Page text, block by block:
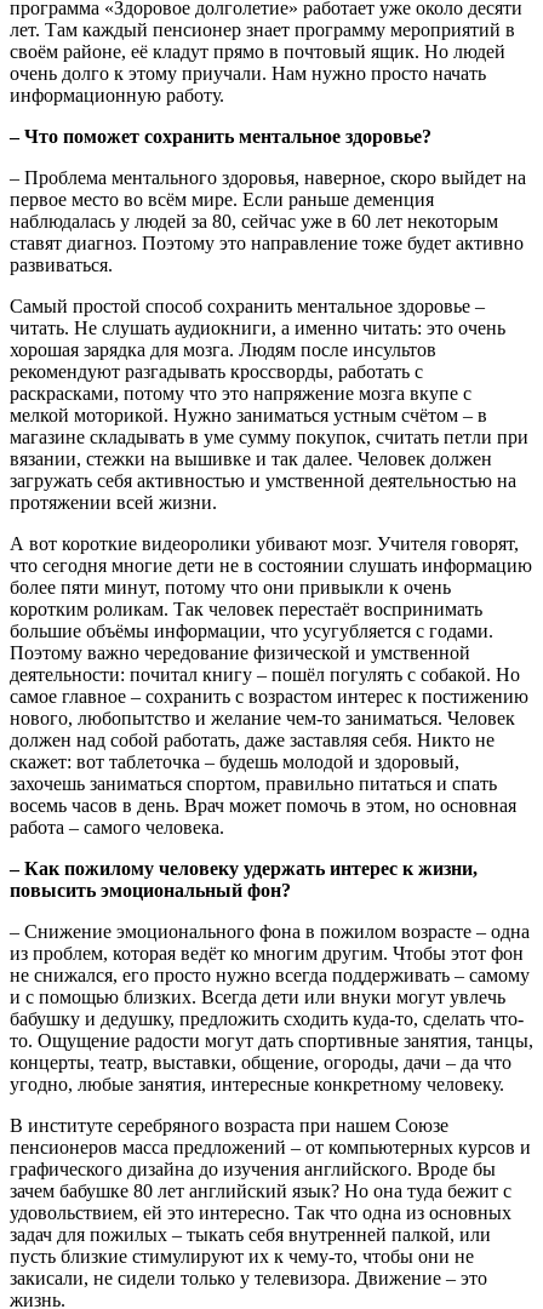
программа «Здоровое долголетие» работает уже около десяти
лет. Там каждый пенсионер знает программу мероприятий в
своём районе, её кладут прямо в почтовый ящик. Но людей
очень долго к этому приучали. Нам нужно просто начать
информационную работу.
– Что поможет сохранить ментальное здоровье?
– Проблема ментального здоровья, наверное, скоро выйдет на
первое место во всём мире. Если раньше деменция
наблюдалась у людей за 80, сейчас уже в 60 лет некоторым
ставят диагноз. Поэтому это направление тоже будет активно
развиваться.
Самый простой способ сохранить ментальное здоровье –
читать. Не слушать аудиокниги, а именно читать: это очень
хорошая зарядка для мозга. Людям после инсультов
рекомендуют разгадывать кроссворды, работать с
раскрасками, потому что это напряжение мозга вкупе с
мелкой моторикой. Нужно заниматься устным счётом – в
магазине складывать в уме сумму покупок, считать петли при
вязании, стежки на вышивке и так далее. Человек должен
загружать себя активностью и умственной деятельностью на
протяжении всей жизни.
А вот короткие видеоролики убивают мозг. Учителя говорят,
что сегодня многие дети не в состоянии слушать информацию
более пяти минут, потому что они привыкли к очень
коротким роликам. Так человек перестаёт воспринимать
большие объёмы информации, что усугубляется с годами.
Поэтому важно чередование физической и умственной
деятельности: почитал книгу – пошёл погулять с собакой. Но
самое главное – сохранить с возрастом интерес к постижению
нового, любопытство и желание чем-то заниматься. Человек
должен над собой работать, даже заставляя себя. Никто не
скажет: вот таблеточка – будешь молодой и здоровый,
захочешь заниматься спортом, правильно питаться и спать
восемь часов в день. Врач может помочь в этом, но основная
работа – самого человека.
– Как пожилому человеку удержать интерес к жизни,
повысить эмоциональный фон?
– Снижение эмоционального фона в пожилом возрасте – одна
из проблем, которая ведёт ко многим другим. Чтобы этот фон
не снижался, его просто нужно всегда поддерживать – самому
и с помощью близких. Всегда дети или внуки могут увлечь
бабушку и дедушку, предложить сходить куда-то, сделать что-
то. Ощущение радости могут дать спортивные занятия, танцы,
концерты, театр, выставки, общение, огороды, дачи – да что
угодно, любые занятия, интересные конкретному человеку.
В институте серебряного возраста при нашем Союзе
пенсионеров масса предложений – от компьютерных курсов и
графического дизайна до изучения английского. Вроде бы
зачем бабушке 80 лет английский язык? Но она туда бежит с
удовольствием, ей это интересно. Так что одна из основных
задач для пожилых – тыкать себя внутренней палкой, или
пусть близкие стимулируют их к чему-то, чтобы они не
закисали, не сидели только у телевизора. Движение – это
жизнь.